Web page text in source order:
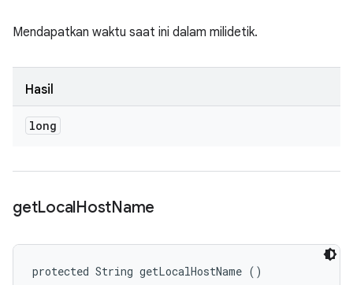
Mendapatkan waktu saat ini dalam milidetik.
Hasil
long
getLocalHostName
protected String getLocalHostName ()